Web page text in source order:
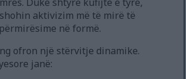
aktivizim më të mirë të
në formë.
ofron një stërvitje dinamike.
janë: